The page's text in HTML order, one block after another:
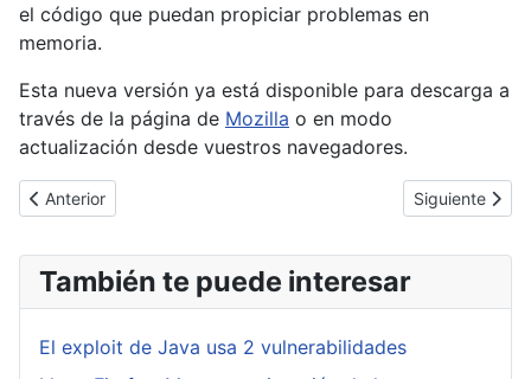
el código que puedan propiciar problemas en
memoria.
Esta nueva versión ya está disponible para descarga a
través de la página de Mozilla o en modo
actualización desde vuestros navegadores.
Artículo anterior: Apple inicia su programa de caza recompensas
Anterior Artículo
Siguiente
También te puede interesar
El exploit de Java usa 2 vulnerabilidades